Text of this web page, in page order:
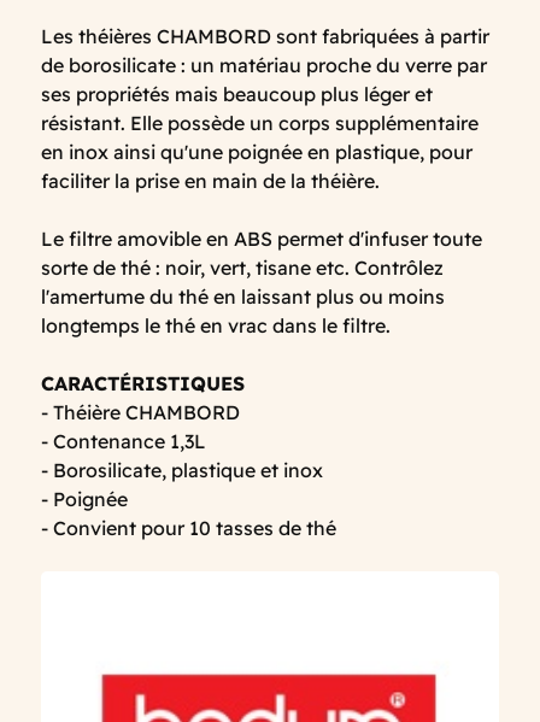
Les théières CHAMBORD sont fabriquées à partir
de borosilicate : un matériau proche du verre par
ses propriétés mais beaucoup plus léger et
résistant. Elle possède un corps supplémentaire
en inox ainsi qu'une poignée en plastique, pour
faciliter la prise en main de la théière.
Le filtre amovible en ABS permet d'infuser toute
sorte de thé : noir, vert, tisane etc. Contrôlez
l'amertume du thé en laissant plus ou moins
longtemps le thé en vrac dans le filtre.
CARACTÉRISTIQUES
- Théière CHAMBORD
- Contenance 1,3L
- Borosilicate, plastique et inox
- Poignée
- Convient pour 10 tasses de thé